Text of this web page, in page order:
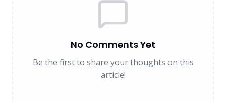
No Comments Yet
Be the first to share your thoughts on this
article!